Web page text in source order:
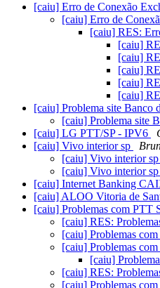
[caiu] Erro de Conexão
[caiu] Erro de
[caiu] RES:
[caiu]
[caiu]
[caiu]
[caiu]
[caiu]
[caiu] Problema site Banco
[caiu] Problema site
[caiu] LG PTT/SP - IPV6
[caiu] Vivo interior sp
[caiu] Vivo interior sp
[caiu] Vivo interior sp
[caiu] Internet Banking
[caiu] ALOO Vitoria de
[caiu] Problemas com PTT
[caiu] RES:
[caiu] Problemas
[caiu] Problemas
[caiu]
[caiu] RES:
[caiu] Problemas